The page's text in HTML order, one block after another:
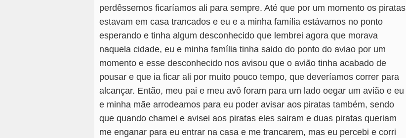
perdêssemos ficaríamos ali para sempre. Até que por um momento os piratas
estavam em casa trancados e eu e a minha família estávamos no ponto
esperando e tinha algum desconhecido que lembrei agora que morava
naquela cidade, eu e minha família tinha saido do ponto do aviao por um
momento e esse desconhecido nos avisou que o avião tinha acabado de
pousar e que ia ficar ali por muito pouco tempo, que deveríamos correr para
alcançar. Então, meu pai e meu avô foram para um lado oegar um avião e eu
e minha mãe arrodeamos para eu poder avisar aos piratas também, sendo
que quando chamei e avisei aos piratas eles sairam e duas piratas queriam
me enganar para eu entrar na casa e me trancarem, mas eu percebi e corri